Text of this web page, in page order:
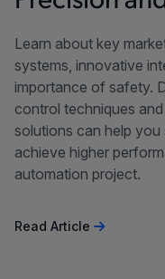
Learn about key
systems, innovative
importance of safety.
control techniques
solutions can help
achieve higher
automation project.
Read Article